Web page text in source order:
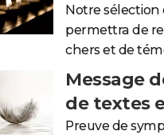
Notre
permettra de
chers et de
Message
de textes
Preuve de